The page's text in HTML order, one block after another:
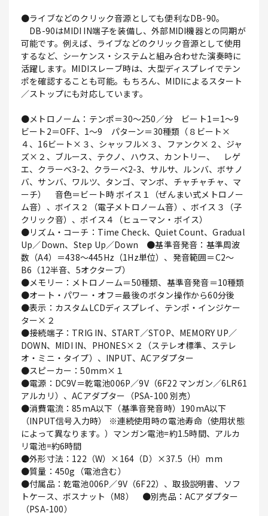
●ライブなどのクリック音源としても便利なDB-90。
DB-90はMIDI IN端子を装備し、外部MIDI機器との同期が
可能です。例えば、ライブなどのクリック音源として使用
するなど、シーケンス・システムと組み合わせた演奏時に
活躍します。MIDIスレーブ時は、大型ディスプレイでテン
ポを確認することも可能。もちろん、MIDIによるスタート
／ストップにも対応しています。
●メトロノーム：テンポ＝30～250／分 ビート1＝1～9
ビート2＝OFF、1～9 パターン＝30種類（８ビート×
４、16ビート×３、シャッフル×３、ファンク×２、ジャ
ズ×２、ブルース、テクノ、ハウス、カントリー、 レゲ
エ、クラーベ3-2、クラーベ2-3、サルサ、ルンバ、ボサノ
バ、サンバ、ワルツ、タンゴ、マンボ、チャチャチャ、マ
ーチ） 音色＝ビート時 ボイス１（ぜんまい式メトロノー
ム音）、ボイス２（電子メトロノーム音）、ボイス３（子
クリック音）、ボイス４（ヒューマン・ボイス）
●リズム・コーチ：Time Check、Quiet Count、Gradual
Up／Down、Step Up／Down ●基準音発音：基準周波
数（A4）＝438～445Hz（1Hz単位）、発音範囲＝C2～
B6（12半音、5オクターブ）
●メモリー：メトロノーム＝50種類、基準音発音＝10種類
●オート・パワー・オフ＝最後のボタン操作から60分後
●表示：カスタムLCDディスプレイ、テンポ・インジケー
ター×２
●接続端子：TRIG IN、START／STOP、MEMORY UP／
DOWN、MIDI IN、PHONES×２（ステレオ標準、ステレ
オ・ミニ・タイプ）、INPUT、ACアダプター
●スピーカー：50mm×１
●電源：DC9V＝乾電池006P／9V（6F22 マンガン／6LR61
アルカリ）、ACアダプター（PSA-100 別売）
●消費電流：85mA以下（基準音発音時）190mA以下
（INPUT信号入力時） ※連続使用時の電池寿命（使用状態
によって異なります。）マンガン電池=約1.5時間、アルカ
リ電池=約6時間
●外形寸法：122（W）×164（D）×37.5（H）mm
●質量：450g（電池含む）
●付属品：乾電池006P／9V（6F22）、取扱説明書、ソフ
トケース、ボスナット（M8） ●別売品：ACアダプター
（PSA-100）